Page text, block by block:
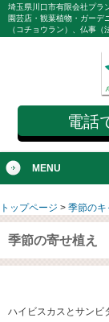
埼玉県川口市有限会社プラ
園芸店・観葉植物・ガーデ
（コチョウラン）、仏事
電話
MENU
トップページ > 季節のキ
季節の寄せ植え
ハイビスカスとサンビ